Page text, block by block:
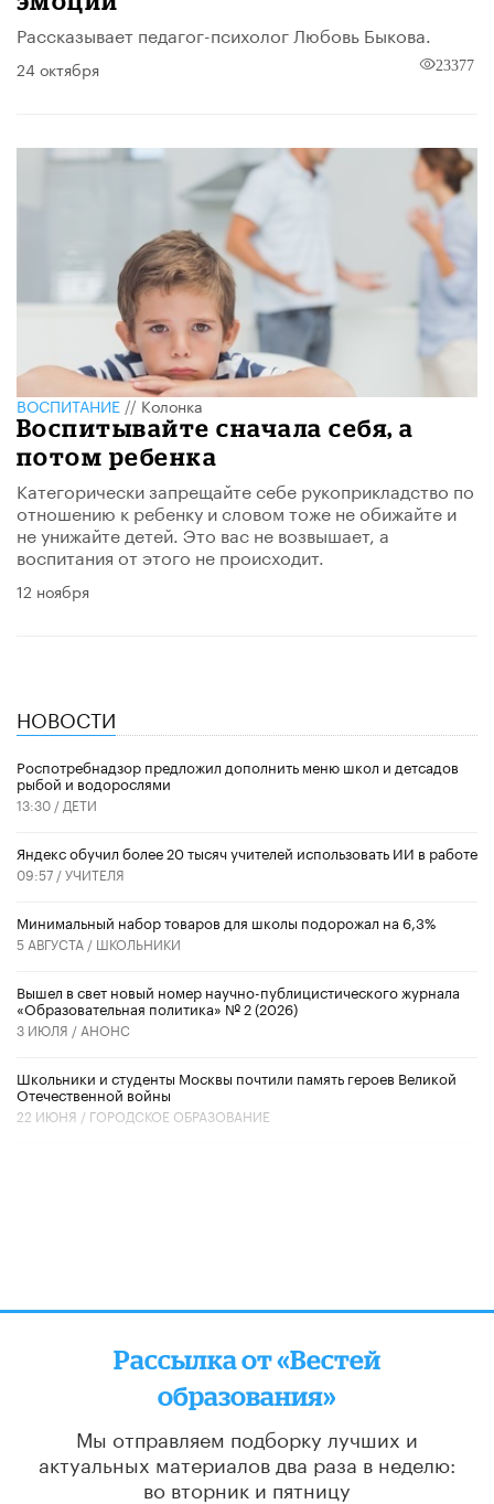
Рассказывает педагог-психолог Любовь Быкова.
24 октября 23377
ВОСПИТАНИЕ//Колонка
Воспитывайте сначала себя, а
потом ребенка
Категорически запрещайте себе рукоприкладство по
отношению к ребенку и словом тоже не обижайте и
не унижайте детей. Это вас не возвышает, а
воспитания от этого не происходит.
12 ноября
НОВОСТИ
Роспотребнадзор предложил дополнить меню школ и детсадов
рыбой и водорослями
13:30 / ДЕТИ
​Яндекс обучил более 20 тысяч учителей использовать ИИ в работе
09:57 /УЧИТЕЛЯ
Минимальный набор товаров для школы подорожал на 6,3%
5 АВГУСТА / ШКОЛЬНИКИ
Вышел в свет новый номер научно-публицистического журнала
«Образовательная политика» № 2 (2026)
3 ИЮЛЯ / АНОНС
Школьники и студенты Москвы почтили память героев Великой
Отечественной войны
22 ИЮНЯ / ГОРОДСКОЕ ОБРАЗОВАНИЕ
Рассылка от «Вестей
образования»
Мы отправляем подборку лучших и
актуальных материалов два раза в неделю:
во вторник и пятницу